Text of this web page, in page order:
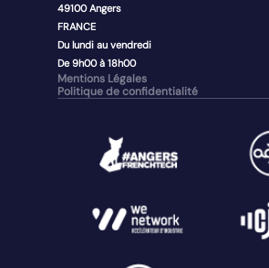
49100 Angers
FRANCE
Du lundi au vendredi
De 9h00 à 18h00
Mentions Légales
Politique de confidentialité